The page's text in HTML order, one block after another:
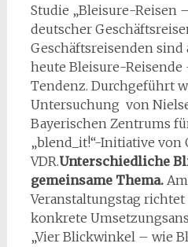
Studie „Bleisure-Reisen
deutscher
Geschäftsreisenden
heute Bleisure-
Tendenz. Durchgeführt
Untersuchung von
Bayerischen Zentrums
„blend_it!“-Initiative von
VDR.Unterschiedliche
gemeinsame Thema.
Veranstaltungstag richtet
konkrete
„Vier Blickwinkel – wie